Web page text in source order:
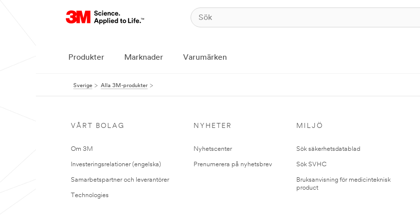
Produkter Marknader Varumärken
Sverige Alla 3M-produkter
VÅRT BOLAG
Om 3M
Investeringsrelationer (engelska)
Samarbetspartner och leverantörer
Technologies
NYHETER
Nyhetscenter
Prenumerera på nyhetsbrev
MILJÖ
Sök säkerhetsdatablad
Sök SVHC
Bruksanvisning för medicinteknisk
product